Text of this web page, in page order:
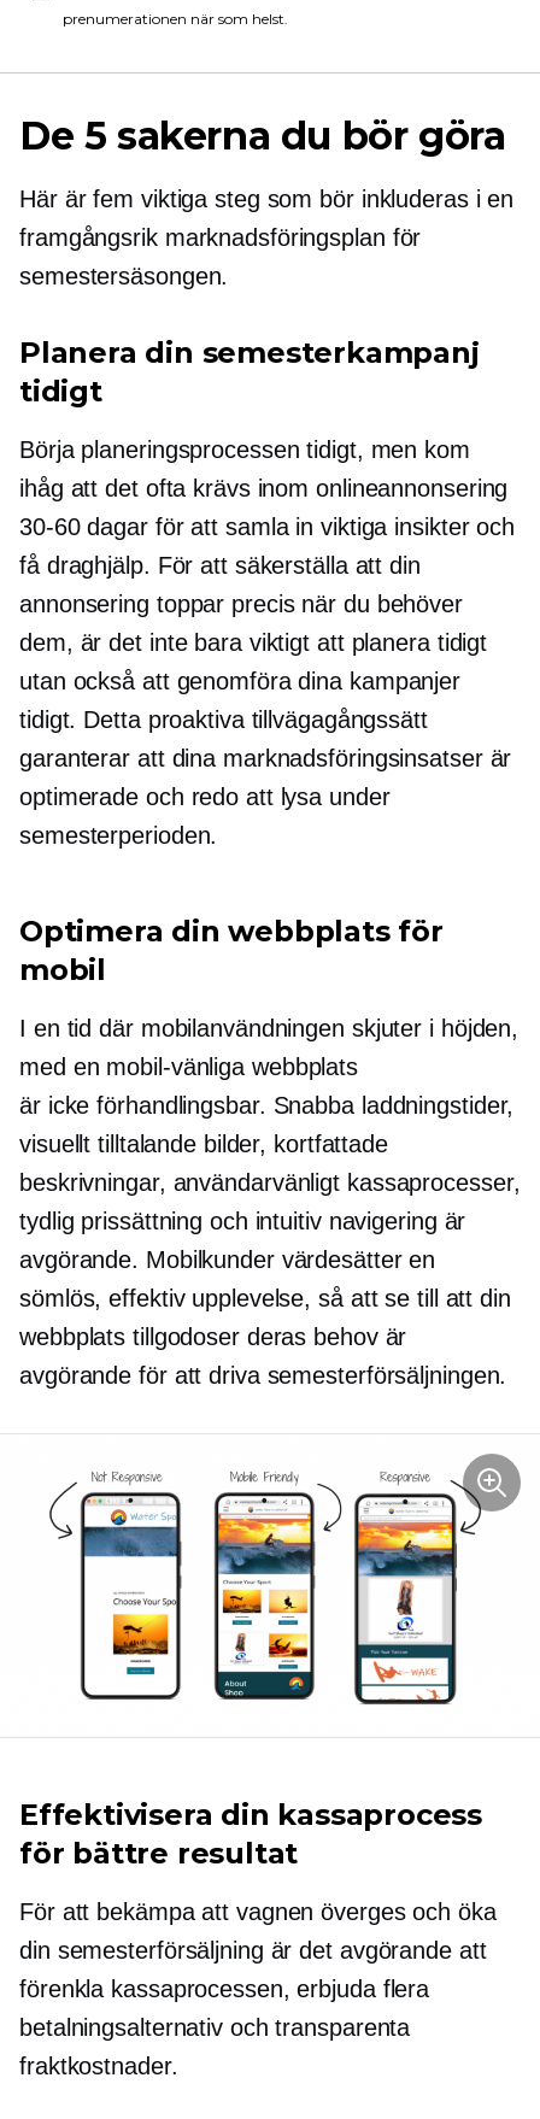
prenumerationen när som helst.
De 5 sakerna du bör göra
Här är fem viktiga steg som bör inkluderas i en
framgångsrik marknadsföringsplan för
semestersäsongen.
Planera din semesterkampanj
tidigt
Börja planeringsprocessen tidigt, men kom
ihåg att det ofta krävs inom onlineannonsering
30-60dagar för att samla in viktiga insikter och
få draghjälp. För att säkerställa att din
annonsering toppar precis när du behöver
dem, är det inte bara viktigt att planera tidigt
utan också att genomföra dina kampanjer
tidigt. Detta proaktiva tillvägagångssätt
garanterar att dina marknadsföringsinsatser är
optimerade och redo att lysa under
semesterperioden.
Optimera din webbplats för
mobil
I en tid där mobilanvändningen skjuter i höjden,
med en mobil-vänliga webbplats
är icke förhandlingsbar. Snabba laddningstider,
visuellt tilltalande bilder, kortfattade
beskrivningar, användarvänligt kassaprocesser,
tydlig prissättning och intuitiv navigering är
avgörande. Mobilkunder värdesätter en
sömlös, effektiv upplevelse, så att se till att din
webbplats tillgodoser deras behov är
avgörande för att driva semesterförsäljningen.
Effektivisera din kassaprocess
för bättre resultat
För att bekämpa att vagnen överges och öka
din semesterförsäljning är det avgörande att
förenkla kassaprocessen, erbjuda flera
betalningsalternativ och transparenta
fraktkostnader.